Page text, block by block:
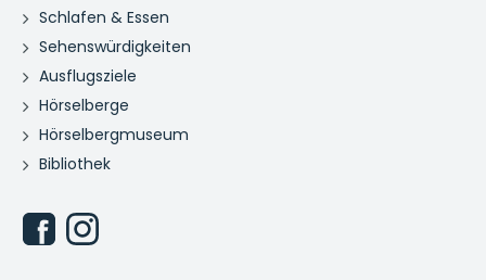
Schlafen & Essen
Sehenswürdigkeiten
Ausflugsziele
Hörselberge
Hörselbergmuseum
Bibliothek